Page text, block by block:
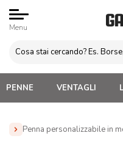
Menu
PENNE VENTAGLI
Penna personalizzabile in